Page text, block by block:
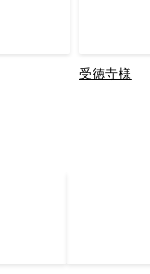
受徳寺様